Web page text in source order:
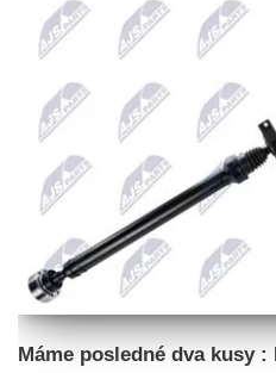
Máme posledné dva kusy